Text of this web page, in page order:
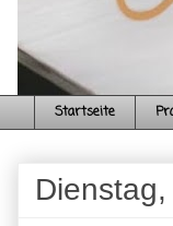
Startseite